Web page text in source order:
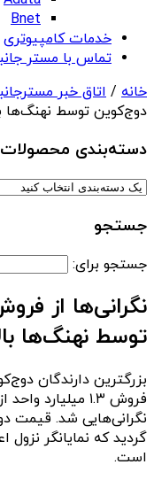
Bnet
خدمات کامپیوتری
تماس با مستر
خانه / اتاق خبر
دوج‌کوین توسط نهنگ‌ها
دسته‌بندی‌ محصولات
جستجو
جستجو برای:
توسط نهنگ‌ها
بزرگترین دارندگان
فروش ۱.۳
گردید که نمایانگر نزول
است.